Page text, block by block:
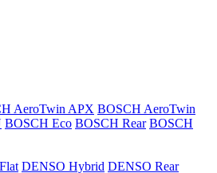
AeroTwin APX BOSCH AeroTwin
BOSCH Eco BOSCH Rear BOSCH
DENSO Hybrid DENSO Rear